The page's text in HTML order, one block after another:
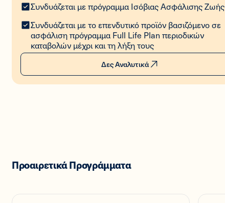
Συνδυάζεται με πρόγραμμα Ισόβιας Ασφάλισης Ζωής
Συνδυάζεται με το επενδυτικό προϊόν βασιζόμενο σε
ασφάλιση πρόγραμμα Full Life Plan περιοδικών
καταβολών μέχρι και τη λήξη τους
Δες Αναλυτικά
Προαιρετικά Προγράμματα